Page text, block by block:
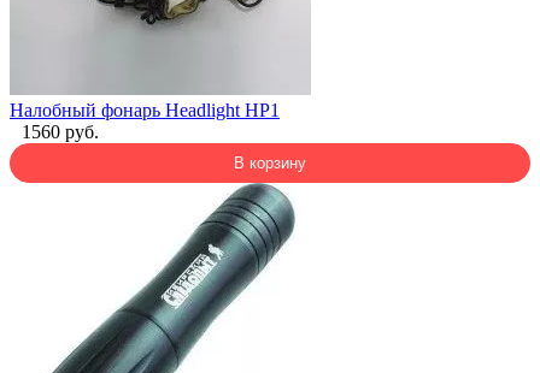
Налобный фонарь Headlight HP1
1560 руб.
В корзину